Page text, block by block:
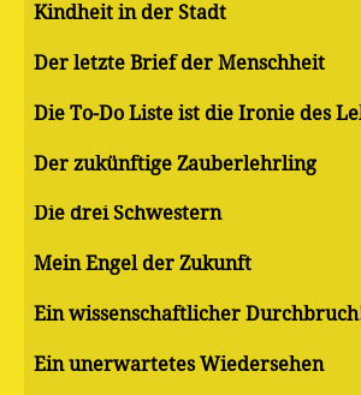
Kindheit in der Stadt
Der letzte Brief der Menschheit
Die To-Do Liste ist die Ironie des
Der zukünftige Zauberlehrling
Die drei Schwestern
Mein Engel der Zukunft
Ein wissenschaftlicher
Ein unerwartetes Wiedersehen